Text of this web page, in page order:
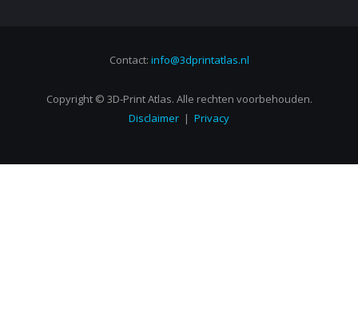
Contact: info@3dprintatlas.nl
Copyright © 3D-Print Atlas. Alle rechten voorbehouden.
Disclaimer | Privacy